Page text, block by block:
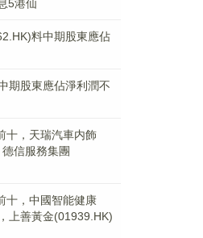
5港仙
料中期股東應佔
期股東應佔淨利潤不
十，天瑞汽車内飾
信服務集團
十，中國智能健康
上善黃金(01939.HK)